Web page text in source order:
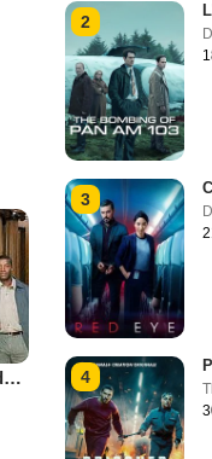
En quête de justice
2
3
4